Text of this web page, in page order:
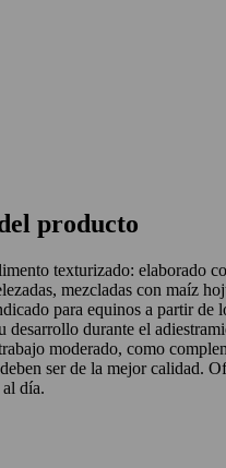
producto
texturizado: elaborado
mezcladas con maíz
para equinos a partir de
desarrollo durante el
moderado, como
ser de la mejor calidad.
día.